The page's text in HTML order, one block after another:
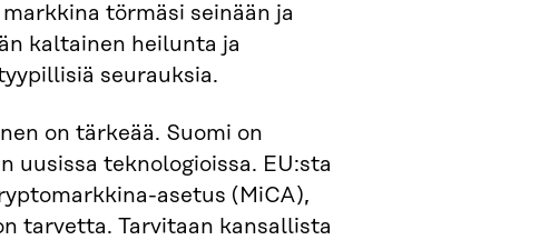
törmäsi seinään ja
kaltainen heilunta ja
seurauksia.
on tärkeää. Suomi on
uusissa teknologioissa. EU:sta
asetus (MiCA),
tarvetta. Tarvitaan kansallista